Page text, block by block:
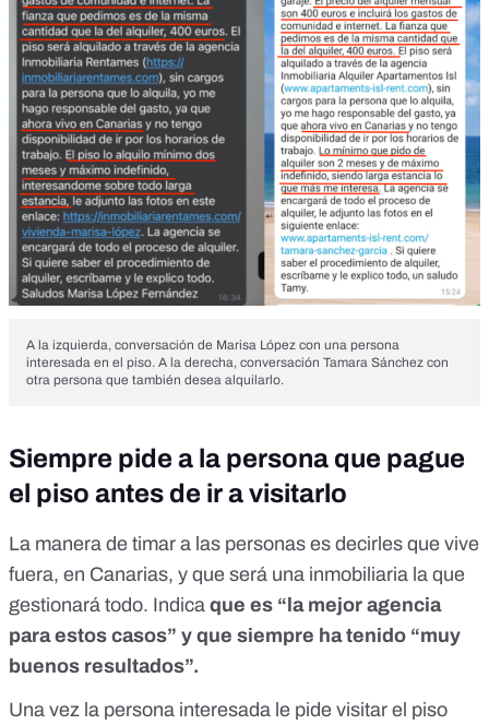
A la izquierda, conversación de Marisa López con una persona
interesada en el piso. A la derecha, conversación Tamara Sánchez con
otra persona que también desea alquilarlo.
Siempre pide a la persona que pague
el piso antes de ir a visitarlo
La manera de timar a las personas es decirles que vive
fuera, en Canarias, y que será una inmobiliaria la que
gestionará todo. Indica que es “la mejor agencia
para estos casos” y que siempre ha tenido “muy
buenos resultados”.
Una vez la persona interesada le pide visitar el piso